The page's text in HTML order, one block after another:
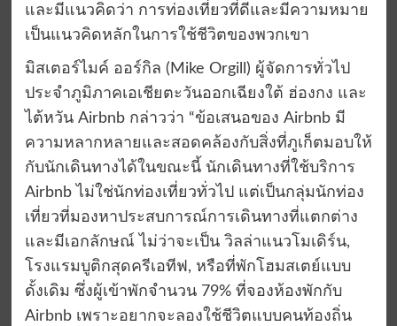
และมีแนวคิดว่า การท่องเที่ยวที่ดีและมีความหมาย
เป็นแนวคิดหลักในการใช้ชีวิตของพวกเขา
มิสเตอร์ไมค์ ออร์กิล (Mike Orgill) ผู้จัดการทั่วไป
ประจำภูมิภาคเอเชียตะวันออกเฉียงใต้ ฮ่องกง และ
ไต้หวัน Airbnb กล่าวว่า “ข้อเสนอของ Airbnb มี
ความหลากหลายและสอดคล้องกับสิ่งที่ภูเก็ตมอบให้
กับนักเดินทางได้ในขณะนี้ นักเดินทางที่ใช้บริการ
Airbnb ไม่ใช่นักท่องเที่ยวทั่วไป แต่เป็นกลุ่มนักท่อง
เที่ยวที่มองหาประสบการณ์การเดินทางที่แตกต่าง
และมีเอกลักษณ์ ไม่ว่าจะเป็น วิลล่าแนวโมเดิร์น,
โรงแรมบูติกสุดครีเอทีฟ, หรือที่พักโฮมสเตย์แบบ
ดั้งเดิม ซึ่งผู้เข้าพักจำนวน 79% ที่จองห้องพักกับ
Airbnb เพราะอยากจะลองใช้ชีวิตแบบคนท้องถิ่น